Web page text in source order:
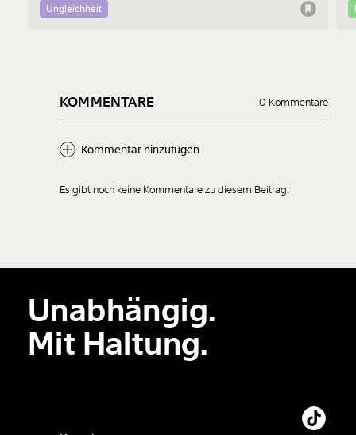
Männergewalt den ersten Schritt machen.
Ungleichheit
KOMMENTARE 0 Kommentare
Kommentar hinzufügen
Der Inhalt dieses Feldes wird nicht öffentlich zugänglich angezeigt.
Es gibt noch keine Kommentare zu diesem Beitrag!
Unabhängig.
Mit Haltung.